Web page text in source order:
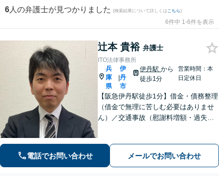
6 人の弁護士が見つかりました (検索結果について詳しくは こちら)
6件中 1-6件を表示
辻本 貴裕 弁護士
ITO法律事務所
兵
庫
県
|
伊
丹
市
伊丹駅から
徒歩1分
営業時間：本
日定休日
【阪急伊丹駅徒歩1分】借金・債務整理
（借金で無理に苦しむ必要はありませ
ん）／交通事故（慰謝料増額・過失割
／刑事事件（被害者側も対応）／相続
／離婚問題など。まずはお気軽にご相
電話でお問い合わせ メールでお問い合わせ